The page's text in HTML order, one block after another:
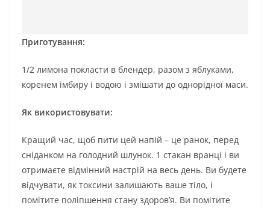
Приготування:
1/2 лимона покласти в блендер, разом з яблуками,
коренем імбиру і водою і змішати до однорідної маси.
Як використовувати:
Кращий час, щоб пити цей напій – це ранок, перед
сніданком на голодний шлунок. 1 стакан вранці і ви
отримаєте відмінний настрій на весь день. Ви будете
відчувати, як токсини залишають ваше тіло, і
помітите поліпшення стану здоров’я. Ви помітите